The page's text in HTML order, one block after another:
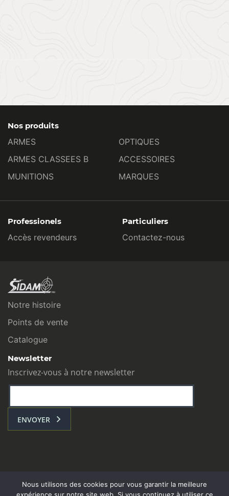
Nos produits
ARMES
ARMES CLASSEES B
MUNITIONS
OPTIQUES
ACCESSOIRES
MARQUES
Professionels
Accès revendeurs
Particuliers
Contactez-nous
Notre histoire
Points de vente
Catalogue
Newsletter
Inscrivez-vous à notre newsletter
ENVOYER
Nous utilisons des cookies pour vous garantir la meilleure